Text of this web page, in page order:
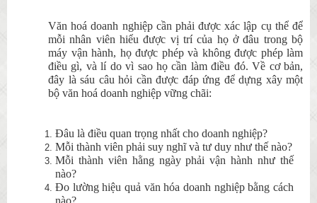
Văn hoá doanh nghiệp cần phải được xác lập cụ thể để
mỗi nhân viên hiểu được vị trí của họ ở đâu trong bộ
máy vận hành, họ được phép và không được phép làm
điều gì, và lí do vì sao họ cần làm điều đó. Về cơ bản,
đây là sáu câu hỏi cần được đáp ứng để dựng xây một
bộ văn hoá doanh nghiệp vững chãi:
Đâu là điều quan trọng nhất cho doanh nghiệp?
Mỗi thành viên phải suy nghĩ và tư duy như thế nào?
Mỗi thành viên hằng ngày phải vận hành như thế
nào?
Đo lường hiệu quả văn hóa doanh nghiệp bằng cách
nào?